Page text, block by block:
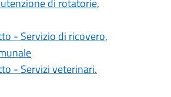
di rotatorie,
- Servizio di ricovero,
- Servizi veterinari.